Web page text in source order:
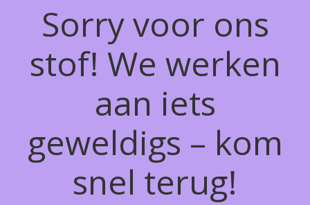
Sorry voor ons
stof! We werken
aan iets
geweldigs – kom
snel terug!